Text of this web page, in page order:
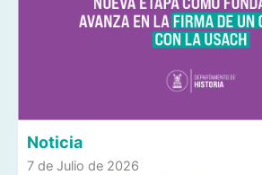
Noticia
7 de Julio de 2026